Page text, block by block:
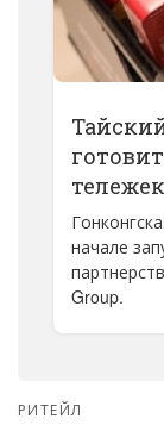
тележек
начале
Group.
РИТЕЙЛ